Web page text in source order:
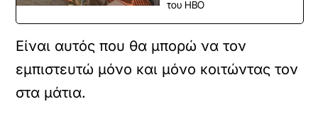
του HBO
Είναι αυτός που θα μπορώ να τον
εμπιστευτώ μόνο και μόνο κοιτώντας τον
στα μάτια.